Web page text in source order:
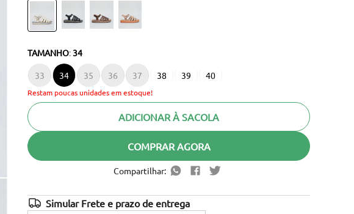
TAMANHO: 34
33 34 35 36 37 38 39 40
Restam poucas unidades em estoque!
ADICIONAR À SACOLA
COMPRAR AGORA
Compartilhar: